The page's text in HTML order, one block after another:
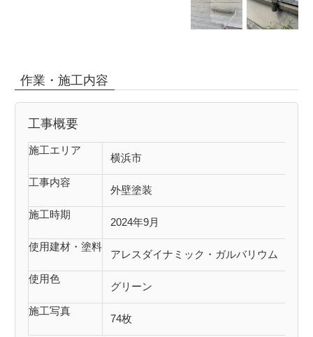
作業・施工内容
工事概要
施工エリア
横浜市
工事内容
外壁塗装
施工時期
2024年9月
使用建材・塗料
アレスダイナミック・ガルバリウム
使用色
グリーン
施工写真
74枚